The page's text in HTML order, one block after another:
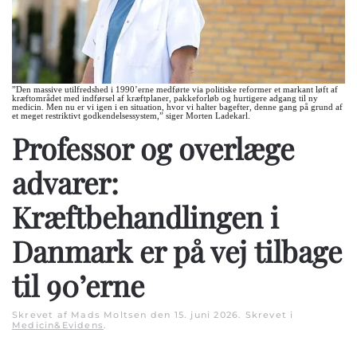
”Den massive utilfredshed i 1990’erne medførte via politiske reformer et markant løft af
kræftområdet med indførsel af kræftplaner, pakkeforløb og hurtigere adgang til ny
medicin. Men nu er vi igen i en situation, hvor vi halter bagefter, denne gang på grund af
et meget restriktivt godkendelsessystem,” siger Morten Ladekarl.
Professor og overlæge
advarer:
Kræftbehandlingen i
Danmark er på vej tilbage
til 90’erne
Skrevet af Mads Moltsen den 15. juni 2026. Skrevet i
Medicin&Evidens.